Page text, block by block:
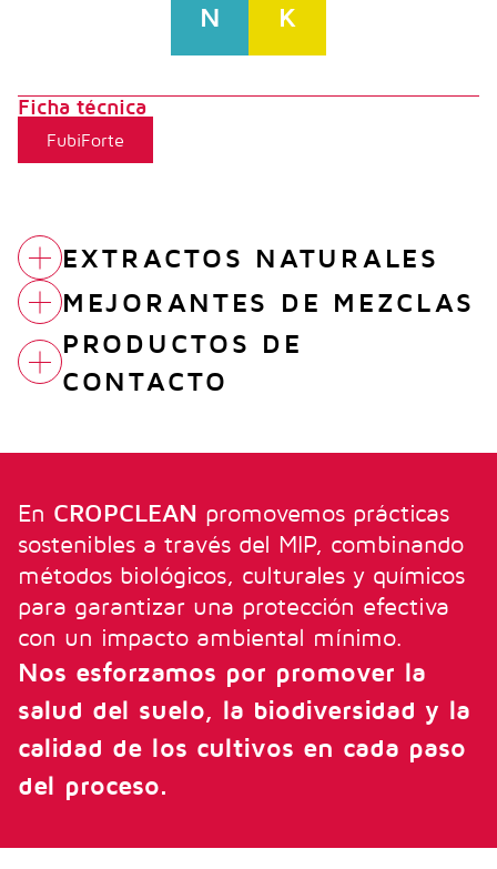
N K
Ficha técnica
FubiForte
EXTRACTOS NATURALES
INBI SOFO
INBICTO
MEJORANTES DE MEZCLAS
ACETIC CROP
PRODUCTOS DE
CONTACTO
FUBI ALTER
En CROPCLEAN promovemos prácticas
sostenibles a través del MIP, combinando
métodos biológicos, culturales y químicos
para garantizar una protección efectiva
con un impacto ambiental mínimo.
Nos esforzamos por promover la
salud del suelo, la biodiversidad y la
calidad de los cultivos en cada paso
del proceso.